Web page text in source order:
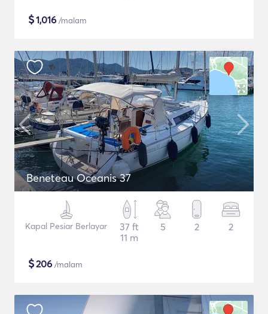
$1,016 /malam
Beneteau Oceanis 37
Kapal Pesiar Berlayar
37 ft
11 m
5 2 2
$206 /malam